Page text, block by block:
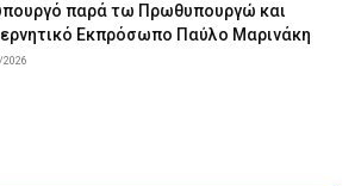
παρά τω Πρωθυπουργώ και
Εκπρόσωπο Παύλο Μαρινάκη